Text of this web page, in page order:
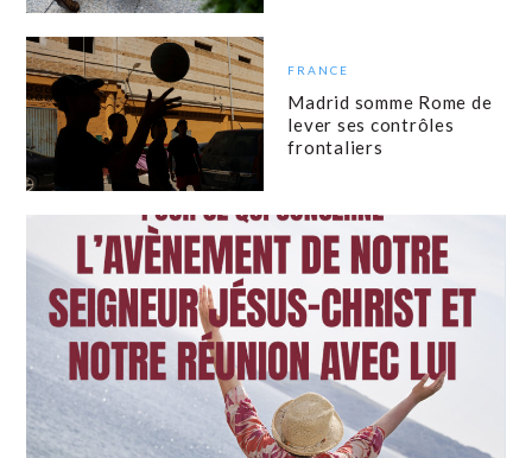
FRANCE
Madrid somme Rome de
lever ses contrôles
frontaliers